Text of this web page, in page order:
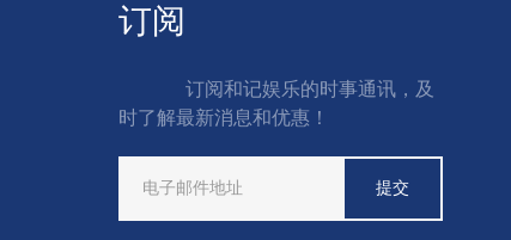
订阅
订阅和记娱乐的时事通讯，及
时了解最新消息和优惠！